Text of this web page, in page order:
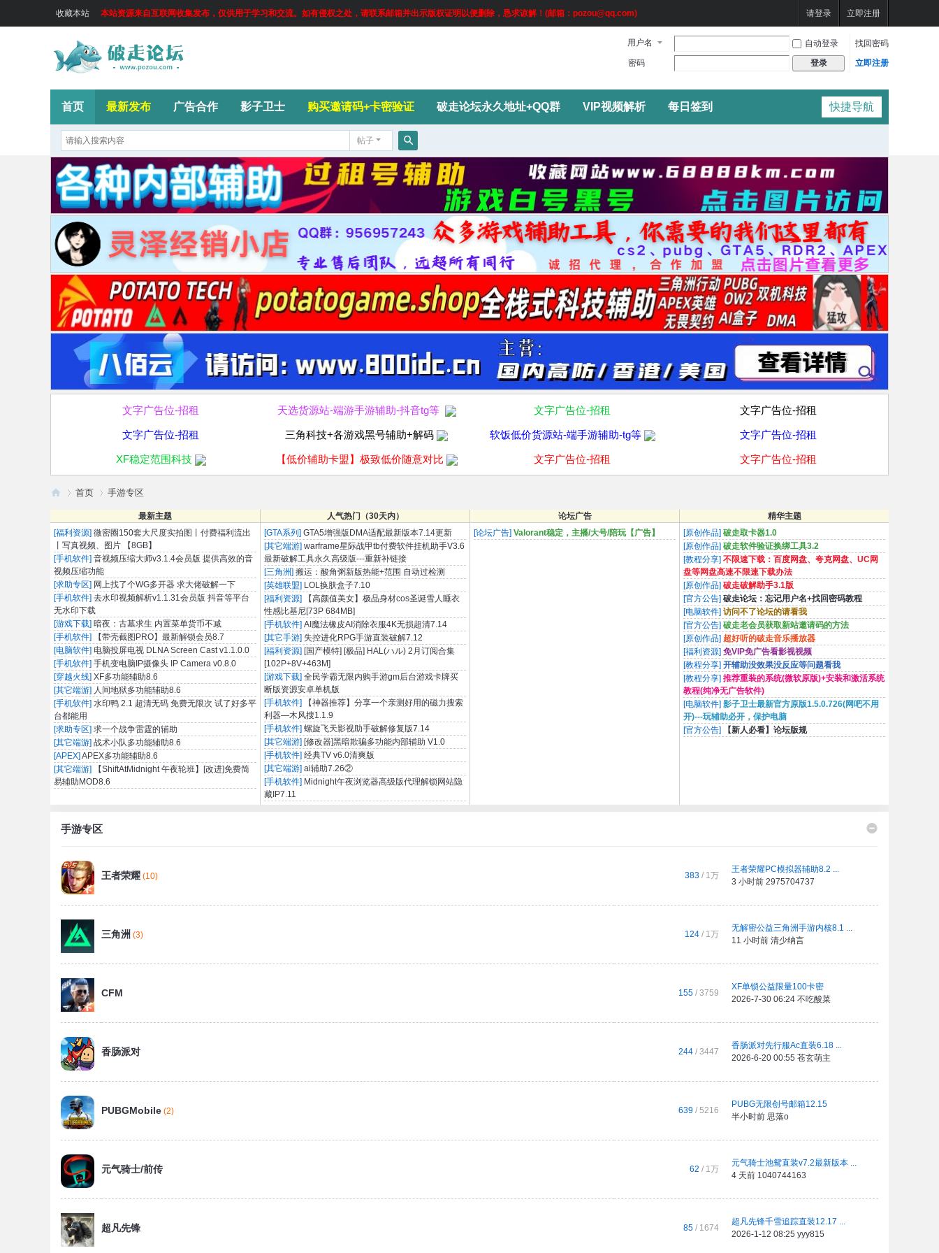
收藏本站 本站资源来自互联网收集发布，仅供用于学习和交流。如有侵权之处，请联系邮箱并出示版权证明以便删除，恳求谅解！(邮箱：pozou@qq.com) 请登录 立即注册
用户名 自动登录
找回密码
密码
登录 立即注册
快捷导航
首页 最新发布 广告合作 影子卫士 购买邀请码+卡密验证 破走论坛永久地址+QQ群 VIP视频解析 每日签到
帖子
搜
索
文字广告位-招租 天选货源站-端游手游辅助-抖音tg等 文字广告位-招租 文字广告位-招租
文字广告位-招租 三角科技+各游戏黑号辅助+解码 软饭低价货源站-端手游辅助-tg等 文字广告位-招租
XF稳定范围科技 【低价辅助卡盟】极致低价随意对比 文字广告位-招租 文字广告位-招租
走
论
坛
»
首页
›
手游专区
最新主题 人气热门（30天内） 论坛广告
精华主题
[福利资源] 微密圈150套大尺度实拍图丨付费福利流出
丨写真视频、图片 【8GB】
[手机软件] 音视频压缩大师v3.1.4会员版 提供高效的音
视频压缩功能
[求助专区] 网上找了个WG多开器 求大佬破解一下
[手机软件] 去水印视频解析v1.1.31会员版 抖音等平台
无水印下载
[游戏下载] 暗夜：古墓求生 内置菜单货币不减
[手机软件]
【带壳截图PRO】最新解锁会员8.7
[电脑软件] 电脑投屏电视 DLNA Screen Cast v1.1.0.0
[手机软件] 手机变电脑IP摄像头 IP Camera v0.8.0
[穿越火线] XF多功能辅助8.6
[其它端游] 人间地狱多功能辅助8.6
[手机软件] 水印鸭 2.1 超清无码 免费无限次 试了好多平
台都能用
[求助专区] 求一个战争雷霆的辅助
[其它端游] 战术小队多功能辅助8.6
[APEX] APEX多功能辅助8.6
[其它端游]
【ShiftAtMidnight 午夜轮班】[改进]免费简
易辅助MOD8.6
[GTA系列] GTA5增强版DMA适配最新版本7.14更新
[其它端游] warframe星际战甲tb付费软件挂机助手V3.6
最新破解工具永久高级版---重新补链接
[三角洲] 搬运：酸角粥新版热能+范围 自动过检测
[英雄联盟] LOL换肤盒子7.10
[福利资源]
【高颜值美女】极品身材cos圣诞雪人睡衣
性感比基尼[73P 684MB]
[手机软件] AI魔法橡皮AI消除衣服4K无损超清7.14
[其它手游] 失控进化RPG手游直装破解7.12
[福利资源] [国产模特] [极品] HAL(ハル) 2月订阅合集
[102P+8V+463M]
[游戏下载] 全民学霸无限内购手游gm后台游戏卡牌买
断版资源安卓单机版
[手机软件]
【神器推荐】分享一个亲测好用的磁力搜索
利器—木风搜1.1.9
[手机软件] 螺旋飞天影视助手破解修复版7.14
[其它端游] [修改器]黑暗欺骗多功能内部辅助 V1.0
[手机软件] 经典TV v6.0清爽版
[其它端游] ai辅助7.26②
[手机软件] Midnight午夜浏览器高级版代理解锁网站隐
藏IP7.11
[论坛广告] Valorant稳定，主播/大号/陪玩【广告】 [原创作品] 破走取卡器1.0
[原创作品] 破走软件验证换绑工具3.2
[教程分享] 不限速下载：百度网盘、夸克网盘、UC网
盘等网盘高速不限速下载办法
[原创作品] 破走破解助手3.1版
[官方公告] 破走论坛：忘记用户名+找回密码教程
[电脑软件] 访问不了论坛的请看我
[官方公告] 破走老会员获取新站邀请码的方法
[原创作品] 超好听的破走音乐播放器
[福利资源] 免VIP免广告看影视视频
[教程分享] 开辅助没效果没反应等问题看我
[教程分享] 推荐重装的系统(微软原版)+安装和激活系统
教程(纯净无广告软件)
[电脑软件] 影子卫士最新官方原版1.5.0.726(网吧不用
开)---玩辅助必开，保护电脑
[官方公告]
【新人必看】论坛版规
手游专区
王者荣耀 (10) 383 / 1万
王者荣耀PC模拟器辅助8.2 ...
3 小时前 2975704737
三角洲 (3) 124 / 1万
无解密公益三角洲手游内核8.1 ...
11 小时前 清少纳言
CFM 155 / 3759
XF单锁公益限量100卡密
2026-7-30 06:24 不吃酸菜
香肠派对 244 / 3447
香肠派对先行服Ac直装6.18 ...
2026-6-20 00:55 苍玄萌主
PUBGMobile (2) 639 / 5216
PUBG无限创号邮箱12.15
半小时前 思落o
元气骑士/前传 62 / 1万
元气骑士池鸳直装v7.2最新版本 ...
4 天前 1040744163
超凡先锋 85 / 1674
超凡先锋千雪追踪直装12.17 ...
2026-1-12 08:25 yyy815